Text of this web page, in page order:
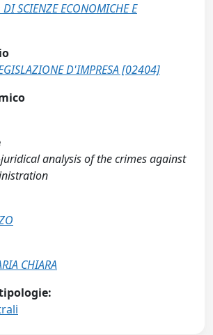
SCIENZE ECONOMICHE E
D'IMPRESA [02404]
analysis of the crimes against
CHIARA